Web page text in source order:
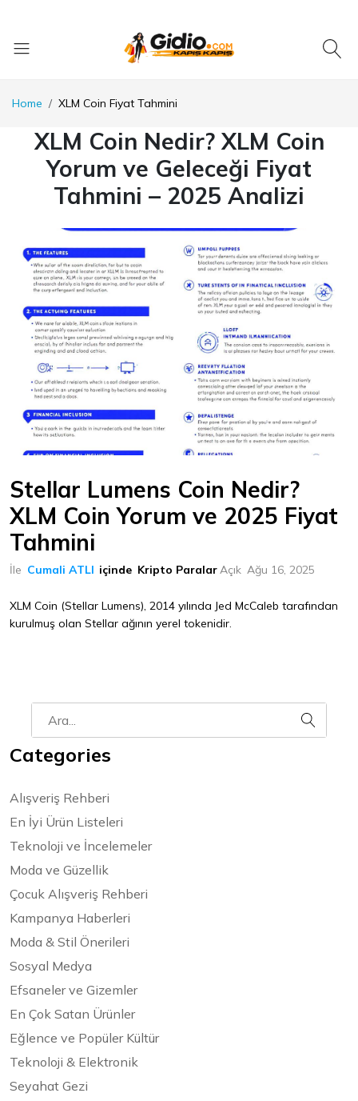
Home XLM Coin Fiyat Tahmini
XLM Coin Nedir? XLM Coin
Yorum ve Geleceği Fiyat
Tahmini – 2025 Analizi
Stellar Lumens Coin Nedir?
XLM Coin Yorum ve 2025 Fiyat
Tahmini
İle Cumali ATLI içinde Kripto ParalarAçık Ağu 16, 2025
XLM Coin (Stellar Lumens), 2014 yılında Jed McCaleb tarafından
kurulmuş olan Stellar ağının yerel tokenidir.
Categories
Alışveriş Rehberi
En İyi Ürün Listeleri
Teknoloji ve İncelemeler
Moda ve Güzellik
Çocuk Alışveriş Rehberi
Kampanya Haberleri
Moda & Stil Önerileri
Sosyal Medya
Efsaneler ve Gizemler
En Çok Satan Ürünler
Eğlence ve Popüler Kültür
Teknoloji & Elektronik
Seyahat Gezi